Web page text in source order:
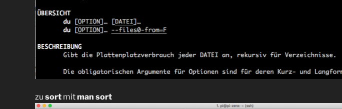
zu sort mitman sort